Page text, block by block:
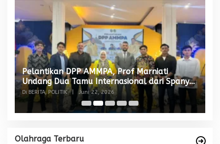
Pelantikan DPP AMMPA, Prof Marniati
Undang Dua Tamu Internasional dari Spanyol
dan Malaysia
Di BERITA, POLITIK Juni 22, 2026
Olahraga Terbaru